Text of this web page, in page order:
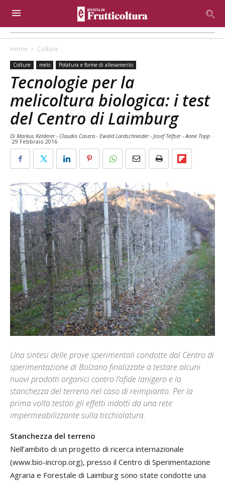
Home Colture
Colture melo Potatura e forme di allevamento
Tecnologie per la
melicoltura biologica: i test
del Centro di Laimburg
Di Markus Kelderer - Claudio Casera - Ewald Lardschneider - Josef Telfser - Anne Topp -
29 Febbraio 2016
Una sintesi delle prove sperimentali condotte dal Centro di
sperimentazione di Bolzano finalizzate a testare alcuni
nuovi prodotti organici contro l’afide lanigero e la
stanchezza del terreno nel caso di reimpianto. Per la
prima volta testati gli effetti indotti da una rete
impermeabilizzante sulla ticchiolatura.
Stanchezza del terreno
Nell’ambito di un progetto di ricerca internazionale
(www.bio-incrop.org), presso il Centro di Sperimentazione
Agraria e Forestale di Laimburg sono state condotte una